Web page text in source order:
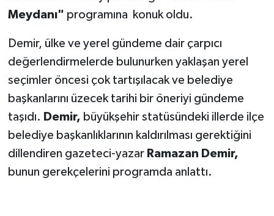
Meydanı" programına konuk oldu.
Demir, ülke ve yerel gündeme dair çarpıcı
değerlendirmelerde bulunurken yaklaşan yerel
seçimler öncesi çok tartışılacak ve belediye
başkanlarını üzecek tarihi bir öneriyi gündeme
taşıdı. Demir, büyükşehir statüsündeki illerde ilçe
belediye başkanlıklarının kaldırılması gerektiğini
dillendiren gazeteci-yazar Ramazan Demir,
bunun gerekçelerini programda anlattı.